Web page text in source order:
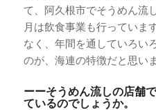
て、阿久根市でそうめん流
月は飲食事業も行っていま
なく、年間を通していろい
のが、海連の特徴だと思いま
ーーそうめん流しの店舗
ているのでしょうか。